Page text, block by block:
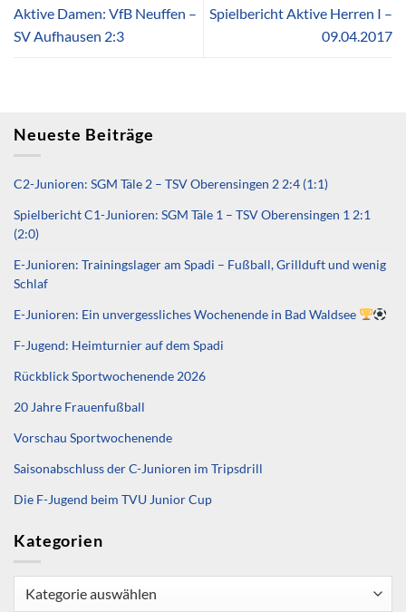
Aktive Damen: VfB Neuffen –
SV Aufhausen 2:3
Spielbericht Aktive Herren I –
09.04.2017
Neueste Beiträge
C2-Junioren: SGM Täle 2 – TSV Oberensingen 2 2:4 (1:1)
Spielbericht C1-Junioren: SGM Täle 1 – TSV Oberensingen 1 2:1
(2:0)
E-Junioren: Trainingslager am Spadi – Fußball, Grillduft und wenig
Schlaf
E-Junioren: Ein unvergessliches Wochenende in Bad Waldsee
F-Jugend: Heimturnier auf dem Spadi
Rückblick Sportwochenende 2026
20 Jahre Frauenfußball
Vorschau Sportwochenende
Saisonabschluss der C-Junioren im Tripsdrill
Die F-Jugend beim TVU Junior Cup
Kategorien